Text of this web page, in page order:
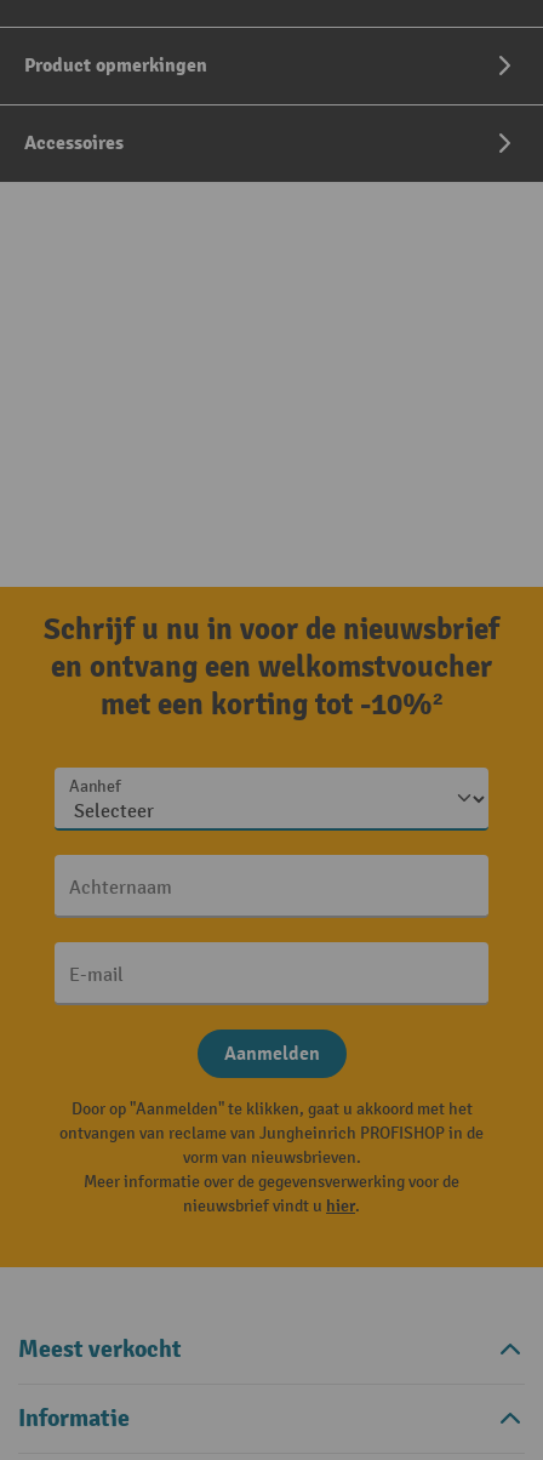
Product opmerkingen
Accessoires
Schrijf u nu in voor de nieuwsbrief
en ontvang een welkomstvoucher
met een korting tot -10%²
Aanhef
Achternaam
E-mail
Aanmelden
Door op "Aanmelden" te klikken, gaat u akkoord met het
ontvangen van reclame van Jungheinrich PROFISHOP in de
vorm van nieuwsbrieven.
Meer informatie over de gegevensverwerking voor de
nieuwsbrief vindt u hier.
Meest verkocht
Informatie